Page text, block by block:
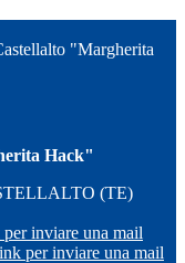
"Margherita
Hack"
(TE)
inviare una mail
per inviare una mail